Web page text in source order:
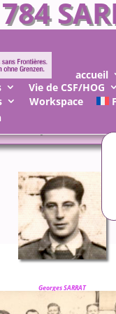
accueil
Vie de CSF/HOG
Workspace
Georges SARRAT